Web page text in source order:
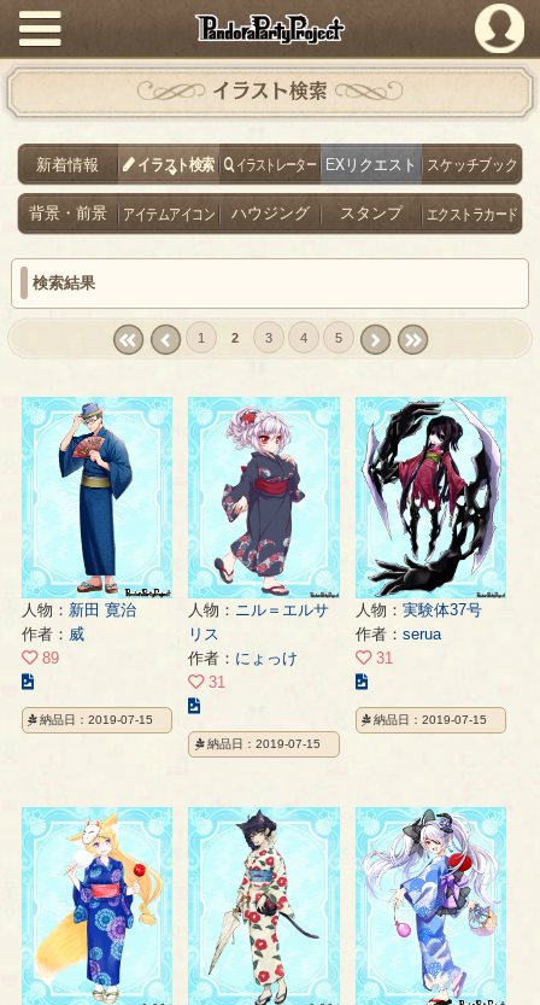
PandoraPartyProject
イラスト検索
新着情報 イラスト検索 イラストレーター EXリクエスト スケッチブック
背景・前景 アイテムアイコン ハウジング スタンプ エクストラカード
検索結果
1 2 3 4 5
人物： 新田 寛治
作者： 威
89
の
イ
の
ペ
ー
ジ
納品日：2019-07-15
人物： ニル＝エルサ
リス
作者： にょっけ
31
の
イ
ト
の
ペ
ー
ジ
納品日：2019-07-15
人物： 実験体37号
作者： serua
31
の
イ
の
ペ
ー
ジ
納品日：2019-07-15